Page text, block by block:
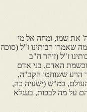
את שמו, ומחה אל מי
שאמרו רבותינו ז"ל (סוכה
ז"ל (זוהר ח"ב
האדם, בני אדם
הרע ששוחטו הקב"ה,
העולם, כמ"ש (ישעיה כה,
על מה לבכות, בעגלא